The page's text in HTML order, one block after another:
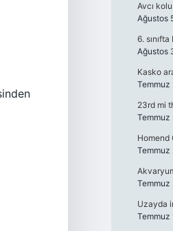
Avcı
Ağustos
6.
Ağustos
Kasko
Temmuz
23rd mi
Temmuz
Homend
Temmuz
Temmuz
Uzayda
Temmuz